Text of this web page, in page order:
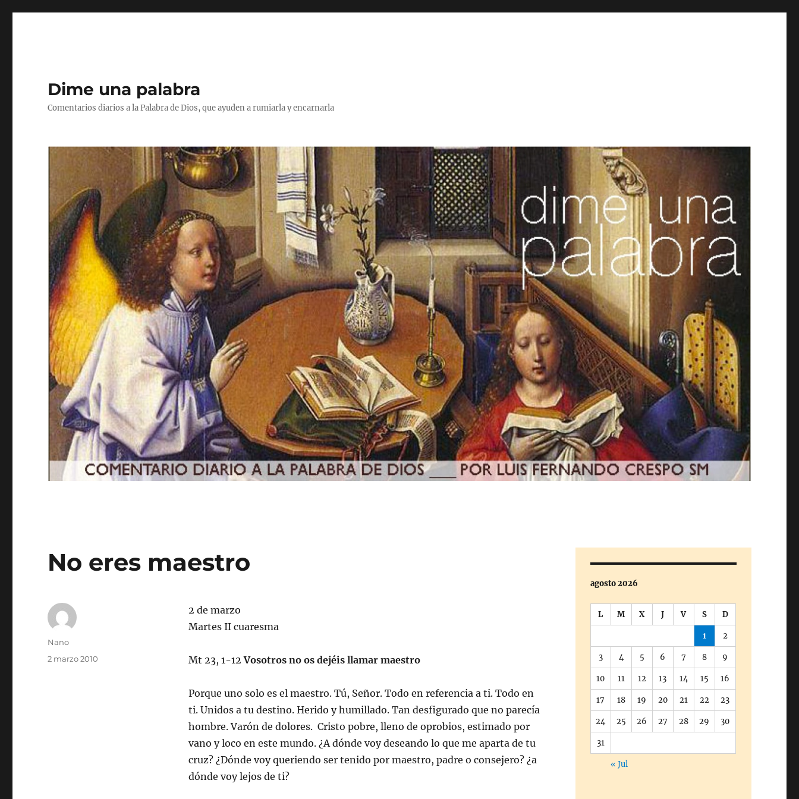
Dime una palabra
Comentarios diarios a la Palabra de Dios, que ayuden a rumiarla y encarnarla
No eres maestro
2 de marzo
Martes II cuaresma
Mt 23, 1-12Vosotros no os dejéis llamar maestro
Porque uno solo es el maestro. Tú, Señor. Todo en referencia a ti. Todo en
ti. Unidos a tu destino. Herido y humillado. Tan desfigurado que no parecía
hombre. Varón de dolores. Cristo pobre, lleno de oprobios, estimado por
vano y loco en este mundo. ¿A dónde voy deseando lo que me aparta de tu
cruz? ¿Dónde voy queriendo ser tenido por maestro, padre o consejero? ¿a
dónde voy lejos de ti?
Autor
Nano
Publicado
2 marzo 2010
agosto 2026
L M X J V S D
1 2
3 4 5 6 7 8 9
10 11 12 13 14 15 16
17 18 19 20 21 22 23
24 25 26 27 28 29 30
31
« Jul